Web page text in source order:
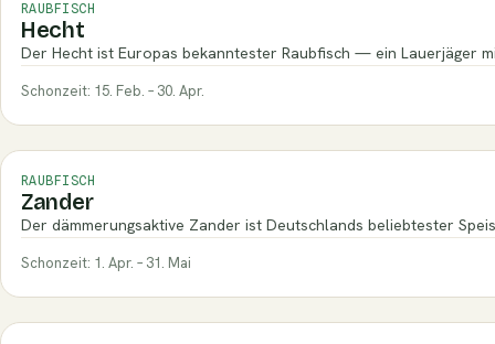
RAUBFISCH
Hecht
Der Hecht ist Europas bekanntester Raubfisch — ein Lauerjäger
Schonzeit: 15. Feb. – 30. Apr.
RAUBFISCH
Zander
Der dämmerungsaktive Zander ist Deutschlands beliebtester
Schonzeit: 1. Apr. – 31. Mai